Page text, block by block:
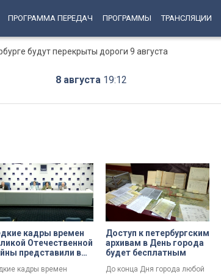
ПРОГРАММА ПЕРЕДАЧ ПРОГРАММЫ ТРАНСЛЯЦИИ
будут перекрыты дороги 9 августа
8 августа 19:12
кадры времен
Отечественной
представили в
кадры времен
Доступ к петербургским
архивам в День города
будет бесплатным
До конца Дня города любой